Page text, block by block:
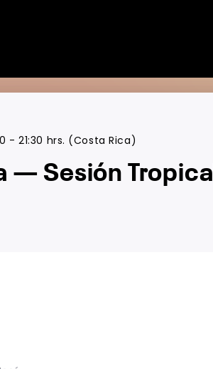
- 21:30 hrs. (Costa Rica)
— Sesión Tropical